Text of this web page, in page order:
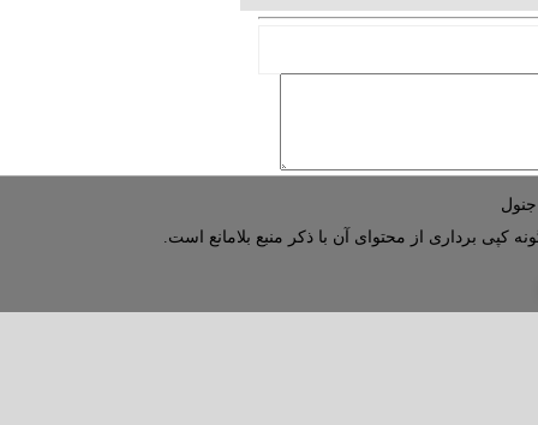
کپی برداری از محتوای آن با ذکر منبع بلامانع است.